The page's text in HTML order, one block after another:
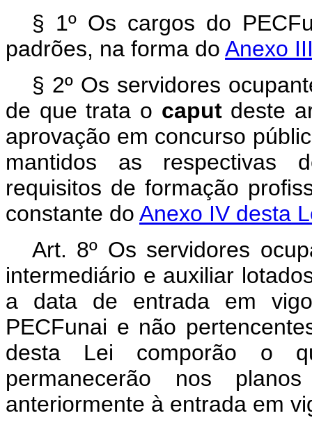
§ 1º Os cargos do
padrões, na forma do Anexo
§ 2º Os servidores
de que trata o caputdeste
aprovação em concurso
mantidos as respectivas
requisitos de formação
constante do Anexo IV desta
Art. 8º Os servidores
intermediário e auxiliar
a data de entrada em
PECFunai e não
desta Lei comporão o
permanecerão nos
anteriormente à entrada em